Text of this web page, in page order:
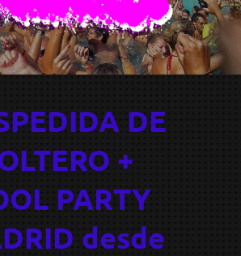
DE
+
PARTY
desde